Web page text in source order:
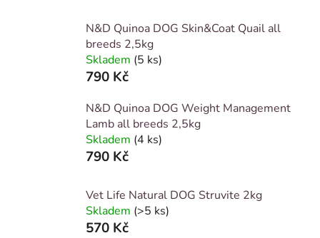
N&D Quinoa DOG Skin&Coat Quail all
breeds 2,5kg
Skladem (5 ks)
790 Kč
N&D Quinoa DOG Weight Management
Lamb all breeds 2,5kg
Skladem (4 ks)
790 Kč
Vet Life Natural DOG Struvite 2kg
Skladem (>5 ks)
570 Kč